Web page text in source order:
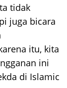
tidak
juga bicara
itu, kita
ini
di Islamic